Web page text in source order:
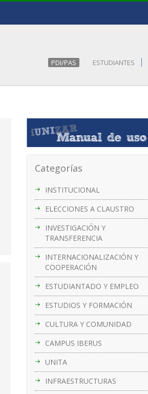
PDI/PAS ESTUDIANTES
Categorías
INSTITUCIONAL
ELECCIONES A CLAUSTRO
INVESTIGACIÓN Y
TRANSFERENCIA
INTERNACIONALIZACIÓN Y
COOPERACIÓN
ESTUDIANTADO Y EMPLEO
ESTUDIOS Y FORMACIÓN
CULTURA Y COMUNIDAD
CAMPUS IBERUS
UNITA
INFRAESTRUCTURAS